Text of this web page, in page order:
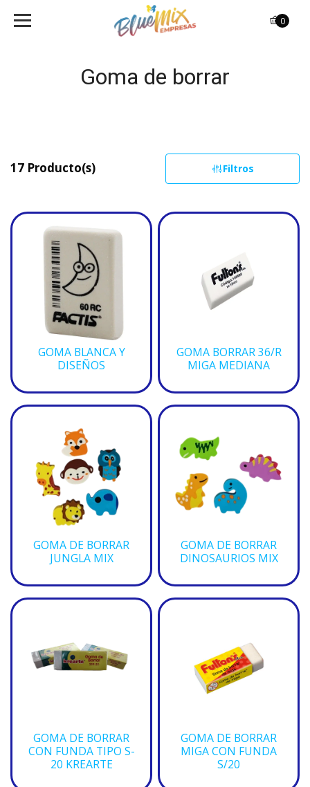
0
Goma de borrar
17 Producto(s) Filtros
GOMA BLANCA Y
DISEÑOS
GOMA BORRAR 36/R
MIGA MEDIANA
GOMA DE BORRAR
JUNGLA MIX
GOMA DE BORRAR
DINOSAURIOS MIX
GOMA DE BORRAR
CON FUNDA TIPO S-
20 KREARTE
GOMA DE BORRAR
MIGA CON FUNDA
S/20